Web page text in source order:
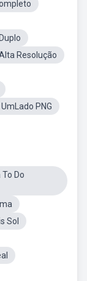
Resolução
PNG
Do
Sol